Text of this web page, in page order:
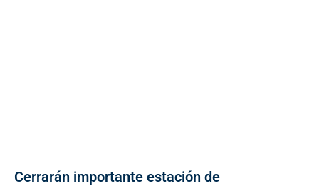
Cerrarán importante estación de